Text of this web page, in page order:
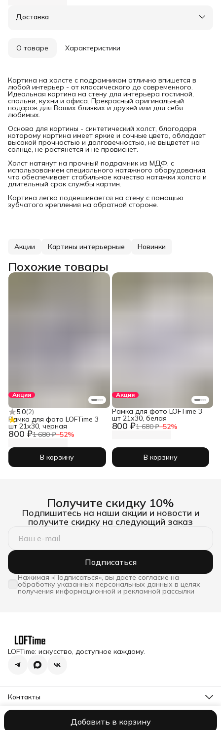
Добавить в корзину
Доставка
О товаре Характеристики
Картина на холсте с подрамником отлично впишется в
любой интерьер - от классического до современного.
Идеальная картина на стену для интерьера гостиной,
спальни, кухни и офиса. Прекрасный оригинальный
подарок для Ваших близких и друзей или для себя
любимых.
Основа для картины - синтетический холст, благодаря
которому картина имеет яркие и сочные цвета, обладает
высокой прочностью и долговечностью, не выцветет на
солнце, не растянется и не провиснет.
Холст натянут на прочный подрамник из МДФ, с
использованием специального натяжного оборудования,
что обеспечивает стабильное качество натяжки холста и
длительный срок службы картин.
Картина легко подвешивается на стену с помощью
зубчатого крепления на обратной стороне.
Акции Картины интерьерные Новинки
Похожие товары
Акция
5.0(2)
800 ₽1 680 ₽−52%
Рамка для фото LOFTime 3
шт 21х30, черная
В корзину
Акция
800 ₽1 680 ₽−52%
Рамка для фото LOFTime 3
шт 21х30, белая
В корзину
Получите скидку 10%
Подпишитесь на наши акции и новости и
получите скидку на следующий заказ
Подписаться
Нажимая «Подписаться», вы даете согласие на
обработку указанных персональных данных в целях
получения информационной и рекламной рассылки
LOFTime: искусство, доступное каждому.
Контакты
Адрес
Правила возвратаРеквизиты